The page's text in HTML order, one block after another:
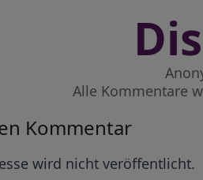
Alle Kommentare
Kommentar
wird nicht veröffentlicht.